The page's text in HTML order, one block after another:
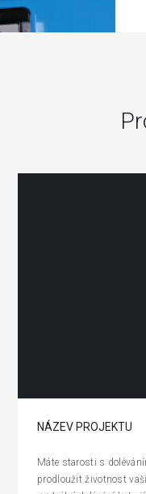
NÁZEV PROJEKTU
Máte starosti s
prodloužit životnost